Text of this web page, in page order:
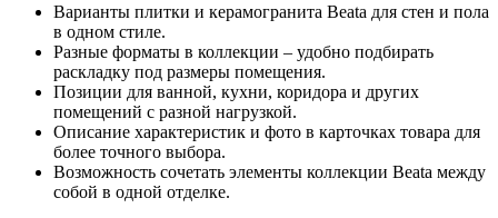
Варианты плитки и керамогранита Beata для стен и пола
в одном стиле.
Разные форматы в коллекции – удобно подбирать
раскладку под размеры помещения.
Позиции для ванной, кухни, коридора и других
помещений с разной нагрузкой.
Описание характеристик и фото в карточках товара для
более точного выбора.
Возможность сочетать элементы коллекции Beata между
собой в одной отделке.